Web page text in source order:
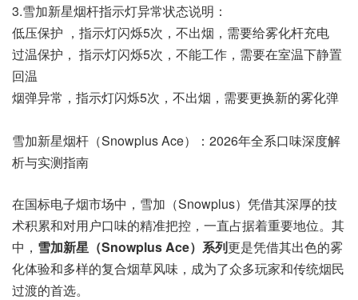
3.雪加新星烟杆指示灯异常状态说明：
低压保护 ，指示灯闪烁5次，不出烟，需要给雾化杆充电
过温保护， 指示灯闪烁5次，不能工作，需要在室温下静置
回温
烟弹异常，指示灯闪烁5次，不出烟，需要更换新的雾化弹
雪加新星烟杆（Snowplus Ace）：2026年全系口味深度解
析与实测指南
在国标电子烟市场中，雪加（Snowplus）凭借其深厚的技
术积累和对用户口味的精准把控，一直占据着重要地位。其
中， 雪加新星（Snowplus Ace）系列更是凭借其出色的雾
化体验和多样的复合烟草风味，成为了众多玩家和传统烟民
过渡的首选。